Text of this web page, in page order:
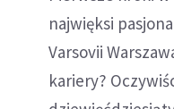
najwięksi
Varsovii
kariery?